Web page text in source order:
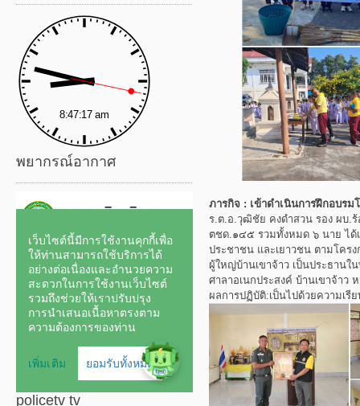
พยากรณ์อากาศ
policetv tv
ภารกิจ : เข้าดำเนินการฝึกอบรม
ร.ต.อ.วุฒิชัย คงดำสวน รอง ผบ.
ตชด.๑๔๕ รวมทั้งหมด ๖ นาย ได้
ประชาชน และเยาวชน ตามโคร
ผู้ใหญ่บ้านเขาจ้าว เป็นประธาน
ศาลาอเนกประสงค์ บ้านเขาจ้าว
ผลการปฏิบัติ:เป็นไปด้วยความเรี